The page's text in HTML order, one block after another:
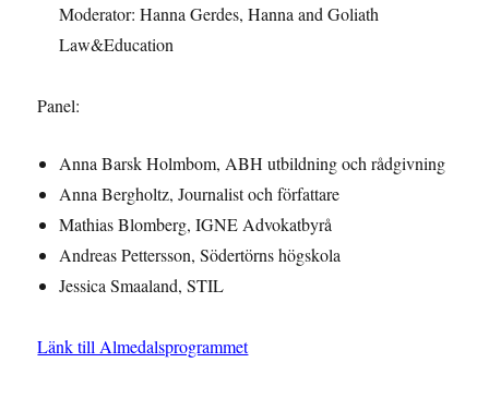
Moderator: Hanna Gerdes, Hanna and Goliath
Law&Education
Panel:
Anna Barsk Holmbom, ABH utbildning och rådgivning
Anna Bergholtz, Journalist och författare
Mathias Blomberg, IGNE Advokatbyrå
Andreas Pettersson, Södertörns högskola
Jessica Smaaland, STIL
Länk till Almedalsprogrammet